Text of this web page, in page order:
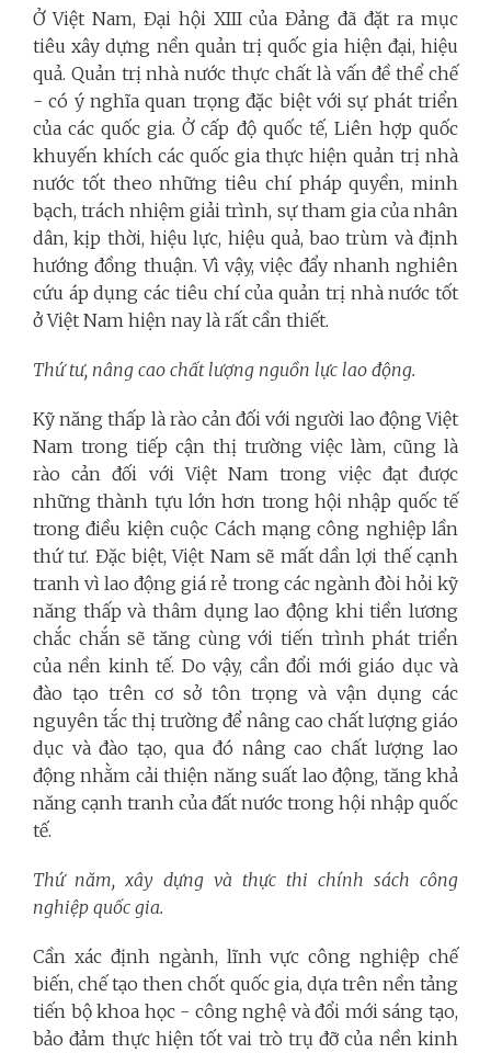
Ở Việt Nam, Đại hội XIII của Đảng đã đặt ra mục
tiêu xây dựng nền quản trị quốc gia hiện đại, hiệu
quả. Quản trị nhà nước thực chất là vấn đề thể chế
- có ý nghĩa quan trọng đặc biệt với sự phát triển
của các quốc gia. Ở cấp độ quốc tế, Liên hợp quốc
khuyến khích các quốc gia thực hiện quản trị nhà
nước tốt theo những tiêu chí pháp quyền, minh
bạch, trách nhiệm giải trình, sự tham gia của nhân
dân, kịp thời, hiệu lực, hiệu quả, bao trùm và định
hướng đồng thuận. Vì vậy, việc đẩy nhanh nghiên
cứu áp dụng các tiêu chí của quản trị nhà nước tốt
ở Việt Nam hiện nay là rất cần thiết.
Thứ tư, nâng cao chất lượng nguồn lực lao động.
Kỹ năng thấp là rào cản đối với người lao động Việt
Nam trong tiếp cận thị trường việc làm, cũng là
rào cản đối với Việt Nam trong việc đạt được
những thành tựu lớn hơn trong hội nhập quốc tế
trong điều kiện cuộc Cách mạng công nghiệp lần
thứ tư. Đặc biệt, Việt Nam sẽ mất dần lợi thế cạnh
tranh vì lao động giá rẻ trong các ngành đòi hỏi kỹ
năng thấp và thâm dụng lao động khi tiền lương
chắc chắn sẽ tăng cùng với tiến trình phát triển
của nền kinh tế. Do vậy, cần đổi mới giáo dục và
đào tạo trên cơ sở tôn trọng và vận dụng các
nguyên tắc thị trường để nâng cao chất lượng giáo
dục và đào tạo, qua đó nâng cao chất lượng lao
động nhằm cải thiện năng suất lao động, tăng khả
năng cạnh tranh của đất nước trong hội nhập quốc
tế.
Thứ năm, xây dựng và thực thi chính sách công
nghiệp quốc gia.
Cần xác định ngành, lĩnh vực công nghiệp chế
biến, chế tạo then chốt quốc gia, dựa trên nền tảng
tiến bộ khoa học - công nghệ và đổi mới sáng tạo,
bảo đảm thực hiện tốt vai trò trụ đỡ của nền kinh